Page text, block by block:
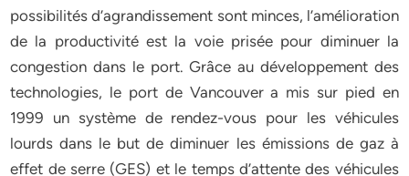
possibilités d’agrandissement sont minces, l’amélioration
de la productivité est la voie prisée pour diminuer la
congestion dans le port. Grâce au développement des
technologies, le port de Vancouver a mis sur pied en
1999 un système de rendez-vous pour les véhicules
lourds dans le but de diminuer les émissions de gaz à
effet de serre (GES) et le temps d’attente des véhicules